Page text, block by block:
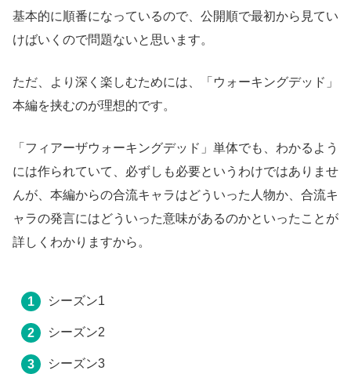
基本的に順番になっているので、公開順で最初から見てい
けばいくので問題ないと思います。
ただ、より深く楽しむためには、「ウォーキングデッド」
本編を挟むのが理想的です。
「フィアーザウォーキングデッド」単体でも、わかるよう
には作られていて、必ずしも必要というわけではありませ
んが、本編からの合流キャラはどういった人物か、合流キ
ャラの発言にはどういった意味があるのかといったことが
詳しくわかりますから。
シーズン1
シーズン2
シーズン3